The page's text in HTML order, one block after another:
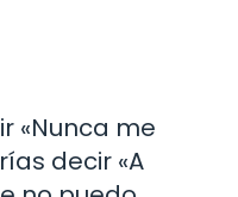
«Nunca me
decir «A